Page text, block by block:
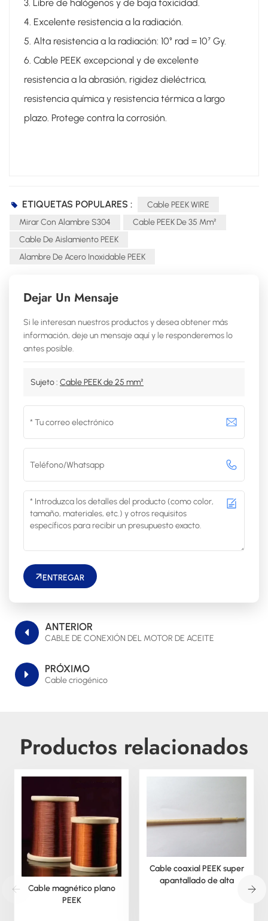
3. Libre de halógenos y de baja toxicidad.
4. Excelente resistencia a la radiación.
5. Alta resistencia a la radiación: 10⁹ rad = 10⁷ Gy.
6. Cable PEEK excepcional y de excelente
resistencia a la abrasión, rigidez dieléctrica,
resistencia química y resistencia térmica a largo
plazo. Protege contra la corrosión.
ETIQUETAS POPULARES :
Cable PEEK WIRE
Mirar Con Alambre S304
Cable PEEK De 35 Mm²
Cable De Aislamiento PEEK
Alambre De Acero Inoxidable PEEK
Dejar Un Mensaje
Si le interesan nuestros productos y desea obtener más
información, deje un mensaje aquí y le responderemos lo
antes posible.
Sujeto : Cable PEEK de 25 mm²
ENTREGAR
ANTERIOR
CABLE DE CONEXIÓN DEL MOTOR DE ACEITE
PRÓXIMO
Cable criogénico
Productos relacionados
Cable magnético plano
PEEK
Cable coaxial PEEK super
apantallado de alta